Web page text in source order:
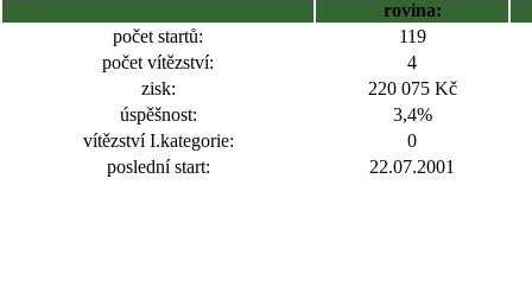
rovina:
počet startů:
119
počet vítězství:
4
zisk:
220 075 Kč
úspěšnost:
3,4%
vítězství I.kategorie:
0
poslední start:
22.07.2001